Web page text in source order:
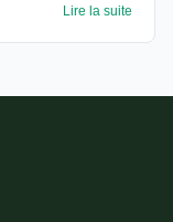
Lire la suite